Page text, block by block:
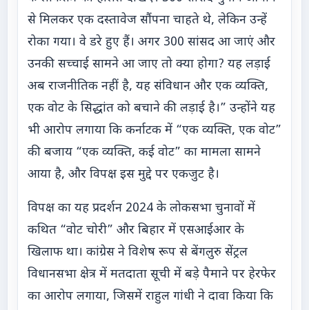
से मिलकर एक दस्तावेज सौंपना चाहते थे, लेकिन उन्हें
रोका गया। वे डरे हुए हैं। अगर 300 सांसद आ जाएं और
उनकी सच्चाई सामने आ जाए तो क्या होगा? यह लड़ाई
अब राजनीतिक नहीं है, यह संविधान और एक व्यक्ति,
एक वोट के सिद्धांत को बचाने की लड़ाई है।” उन्होंने यह
भी आरोप लगाया कि कर्नाटक में “एक व्यक्ति, एक वोट”
की बजाय “एक व्यक्ति, कई वोट” का मामला सामने
आया है, और विपक्ष इस मुद्दे पर एकजुट है।
विपक्ष का यह प्रदर्शन 2024 के लोकसभा चुनावों में
कथित “वोट चोरी” और बिहार में एसआईआर के
खिलाफ था। कांग्रेस ने विशेष रूप से बेंगलुरु सेंट्रल
विधानसभा क्षेत्र में मतदाता सूची में बड़े पैमाने पर हेरफेर
का आरोप लगाया, जिसमें राहुल गांधी ने दावा किया कि